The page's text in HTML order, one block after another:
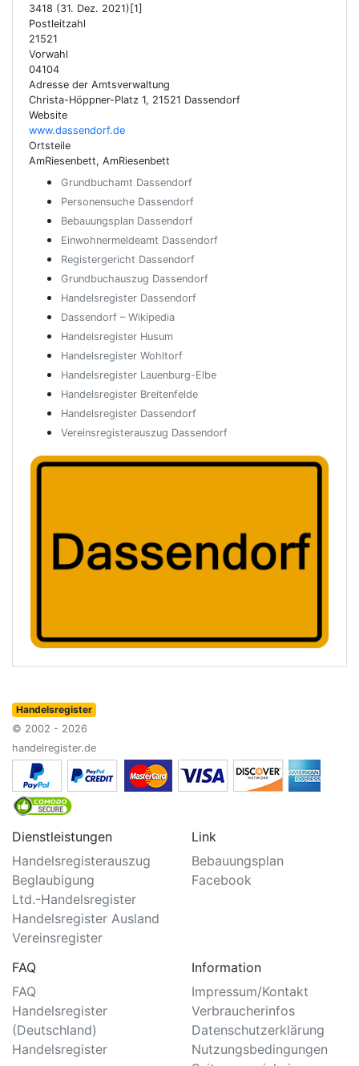
3418 (31. Dez. 2021)[1]
Postleitzahl
21521
Vorwahl
04104
Adresse der Amtsverwaltung
Christa-Höppner-Platz 1, 21521 Dassendorf
Website
www.dassendorf.de
Ortsteile
AmRiesenbett, AmRiesenbett
Grundbuchamt Dassendorf
Personensuche Dassendorf
Bebauungsplan Dassendorf
Einwohnermeldeamt Dassendorf
Registergericht Dassendorf
Grundbuchauszug Dassendorf
Handelsregister Dassendorf
Dassendorf – Wikipedia
Handelsregister Husum
Handelsregister Wohltorf
Handelsregister Lauenburg-Elbe
Handelsregister Breitenfelde
Handelsregister Dassendorf
Vereinsregisterauszug Dassendorf
Handelsregister
© 2002 - 2026
handelregister.de
Dienstleistungen
Handelsregisterauszug
Beglaubigung
Ltd.-Handelsregister
Handelsregister Ausland
Vereinsregister
Link
Bebauungsplan
Facebook
FAQ
FAQ
Handelsregister
(Deutschland)
Handelsregister
Information
Impressum/Kontakt
Verbraucherinfos
Datenschutzerklärung
Nutzungsbedingungen